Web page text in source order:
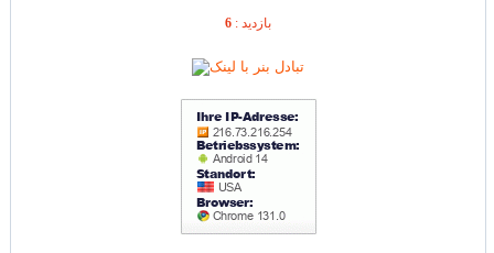
بازديد : 6